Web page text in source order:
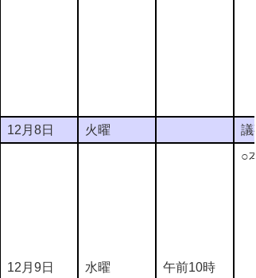
12月8日 火曜 議
12月9日 水曜 午前10時
○